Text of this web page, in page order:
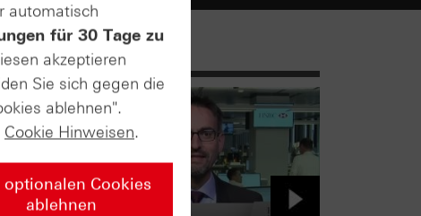
automatisch
für 30 Tage zu
akzeptieren
Sie sich gegen die
ablehnen".
Cookie Hinweisen.
optionalen Cookies
ablehnen